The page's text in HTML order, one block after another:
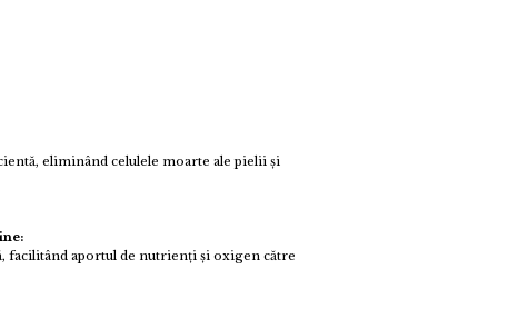
eliminând celulele moarte ale pielii și
facilitând aportul de nutrienți și oxigen către